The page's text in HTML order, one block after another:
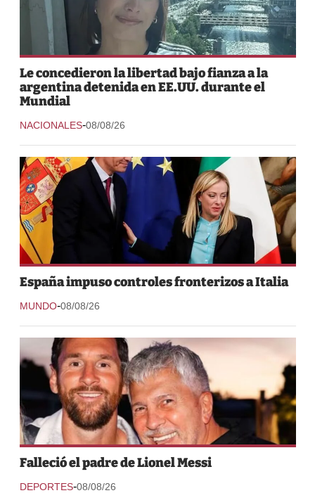
Le concedieron la libertad bajo fianza a la
argentina detenida en EE.UU. durante el
Mundial
NACIONALES-08/08/26
España impuso controles fronterizos a Italia
MUNDO-08/08/26
Falleció el padre de Lionel Messi
DEPORTES-08/08/26